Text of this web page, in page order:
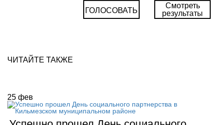
ГОЛОСОВАТЬ
Смотреть
результаты
ЧИТАЙТЕ ТАКЖЕ
25 фев